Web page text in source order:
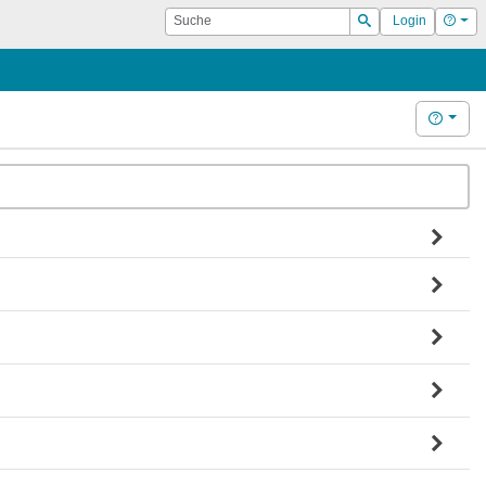
Suche
Suchen
Login Hilfe
Hilfe